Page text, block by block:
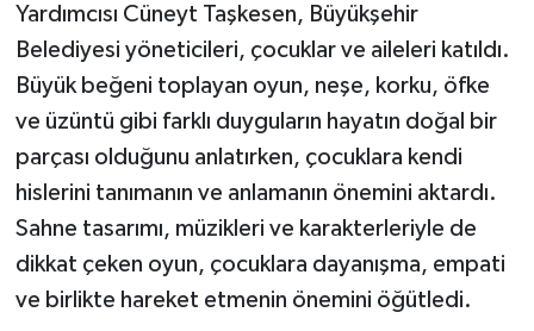
Yardımcısı Cüneyt Taşkesen, Büyükşehir
Belediyesi yöneticileri, çocuklar ve aileleri katıldı.
Büyük beğeni toplayan oyun, neşe, korku, öfke
ve üzüntü gibi farklı duyguların hayatın doğal bir
parçası olduğunu anlatırken, çocuklara kendi
hislerini tanımanın ve anlamanın önemini aktardı.
Sahne tasarımı, müzikleri ve karakterleriyle de
dikkat çeken oyun, çocuklara dayanışma, empati
ve birlikte hareket etmenin önemini öğütledi.